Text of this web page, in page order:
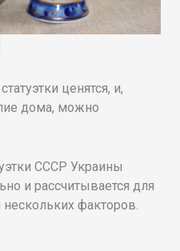
ценятся, и,
дома, можно
СССР Украины
и рассчитывается для
факторов.